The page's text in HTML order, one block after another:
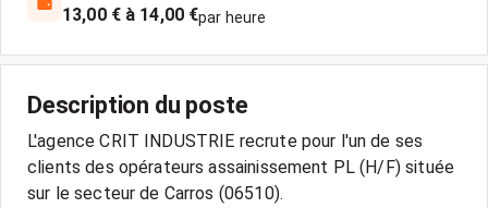
13,00 € à 14,00 €par heure
Description du poste
L'agence CRIT INDUSTRIE recrute pour l'un de ses
clients des opérateurs assainissement PL (H/F) située
sur le secteur de Carros (06510).